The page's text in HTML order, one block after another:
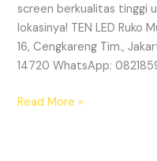
screen berkualitas tinggi
lokasinya! TEN LED Ruko
16, Cengkareng Tim.,
14720 WhatsApp:
Read More »